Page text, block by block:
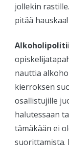
jollekin
pitää hauskaa!
nauttia
kierroksen
osallistujille
halutessaan
tämäkään ei
suorittamista.